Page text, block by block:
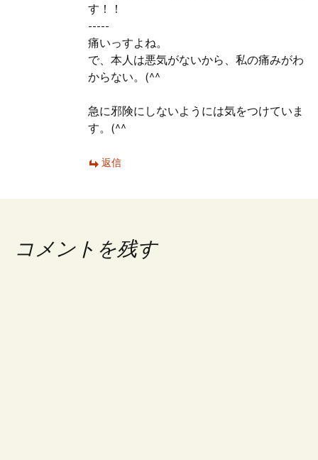
す！！
-----
痛いっすよね。
で、本人は悪気がないから、私の痛みがわ
からない。(^^ゞ
急に邪険にしないようには気をつけていま
す。(^^ゞ
返信
コメントを残す